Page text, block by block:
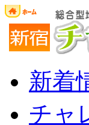
新着
チャ